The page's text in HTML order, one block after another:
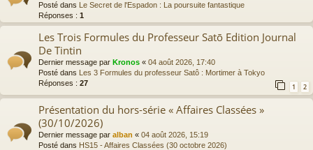
Posté dans Le Secret de l'Espadon : La poursuite fantastique
Réponses : 1
Les Trois Formules du Professeur Satō Edition Journal
De Tintin
Dernier message par Kronos « 04 août 2026, 17:40
Posté dans Les 3 Formules du professeur Satô : Mortimer à Tokyo
Réponses : 27 1 2
Présentation du hors-série « Affaires Classées »
(30/10/2026)
Dernier message par alban « 04 août 2026, 15:19
Posté dans HS15 - Affaires Classées (30 octobre 2026)